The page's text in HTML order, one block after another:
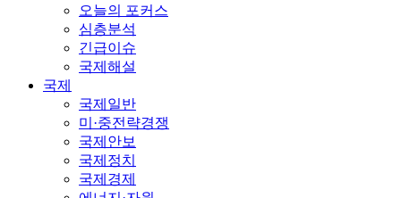
오늘의 포커스
심층분석
긴급이슈
국제해설
국제
국제일반
미·중전략경쟁
국제안보
국제정치
국제경제